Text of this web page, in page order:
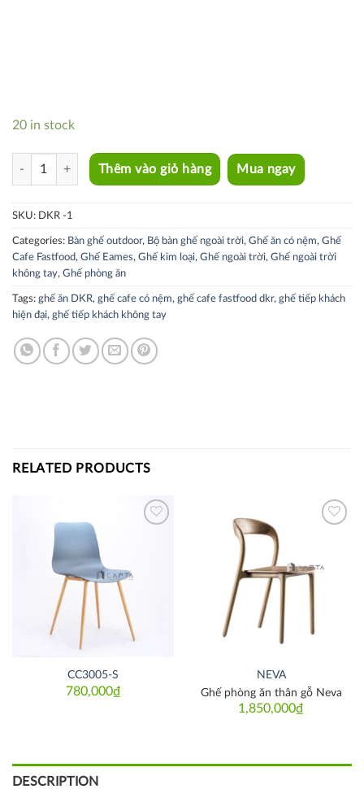
20 in stock
DKR-1 quantity
Thêm vào giỏ hàng Mua ngay
SKU: DKR -1
Categories: Bàn ghế outdoor, Bộ bàn ghế ngoài trời, Ghế ăn có nệm, Ghế
Cafe Fastfood, Ghế Eames, Ghế kim loại, Ghế ngoài trời, Ghế ngoài trời
không tay, Ghế phòng ăn
Tags: ghế ăn DKR, ghế cafe có nệm, ghế cafe fastfood dkr, ghế tiếp khách
hiện đại, ghế tiếp khách không tay
RELATED PRODUCTS
CC3005-S
780,000₫
NEVA
1,850,000₫
Ghế phòng ăn thân gỗ Neva
DESCRIPTION